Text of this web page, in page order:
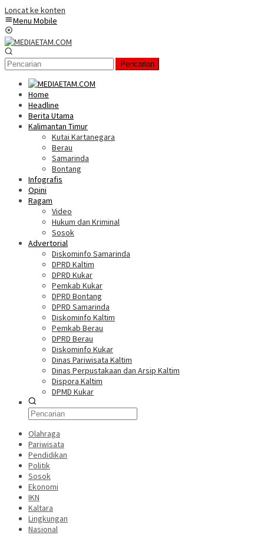
Loncat ke konten
Menu Mobile
Pencarian
Home
Headline
Berita Utama
Kalimantan Timur
Kutai Kartanegara
Berau
Samarinda
Bontang
Infografis
Opini
Ragam
Video
Hukum dan Kriminal
Sosok
Advertorial
Diskominfo Samarinda
DPRD Kaltim
DPRD Kukar
Pemkab Kukar
DPRD Bontang
DPRD Samarinda
Diskominfo Kaltim
Pemkab Berau
DPRD Berau
Diskominfo Kukar
Dinas Pariwisata Kaltim
Dinas Perpustakaan dan Arsip Kaltim
Dispora Kaltim
DPMD Kukar
Olahraga
Pariwisata
Pendidikan
Politik
Sosok
Ekonomi
IKN
Kaltara
Lingkungan
Nasional